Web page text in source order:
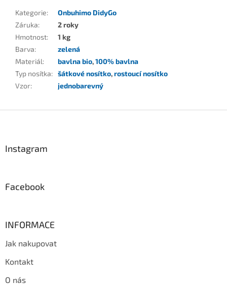
Kategorie:
Onbuhimo DidyGo
Záruka:
2 roky
Hmotnost:
1 kg
Barva:
zelená
Materiál: bavlna bio,100% bavlna
Typ nosítka: šátkové nosítko,rostoucí nosítko
Vzor: jednobarevný
Instagram
Facebook
INFORMACE
Jak nakupovat
Kontakt
O nás